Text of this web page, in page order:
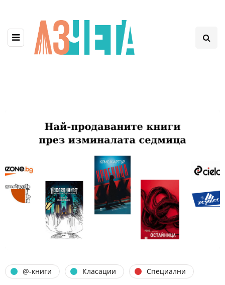
@-книги Класации Специални